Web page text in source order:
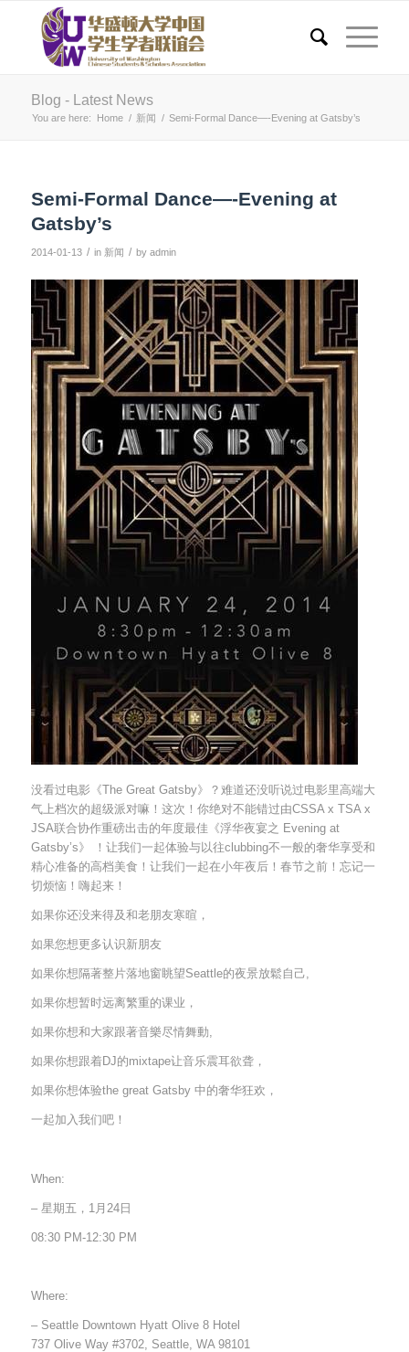
Blog - Latest News
You are here: Home / 新闻 / Semi-Formal Dance—-Evening at Gatsby’s
Semi-Formal Dance—-Evening at
Gatsby’s
2014-01-13 / in 新闻 / by admin
没看过电影《The Great Gatsby》？难道还没听说过电影里高端大
气上档次的超级派对嘛！这次！你绝对不能错过由CSSA x TSA x
JSA联合协作重磅出击的年度最佳《浮华夜宴之 Evening at
Gatsby’s》 ！让我们一起体验与以往clubbing不一般的奢华享受和
精心准备的高档美食！让我们一起在小年夜后！春节之前！忘记一
切烦恼！嗨起来！
如果你还没来得及和老朋友寒暄，
如果您想更多认识新朋友
如果你想隔著整片落地窗眺望Seattle的夜景放鬆自己,
如果你想暂时远离繁重的课业，
如果你想和大家跟著音樂尽情舞動,
如果你想跟着DJ的mixtape让音乐震耳欲聋，
如果你想体验the great Gatsby 中的奢华狂欢，
一起加入我们吧！
When:
– 星期五，1月24日
08:30 PM-12:30 PM
Where:
– Seattle Downtown Hyatt Olive 8 Hotel
737 Olive Way #3702, Seattle, WA 98101